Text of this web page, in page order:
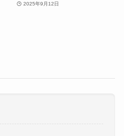
2025年9月12日